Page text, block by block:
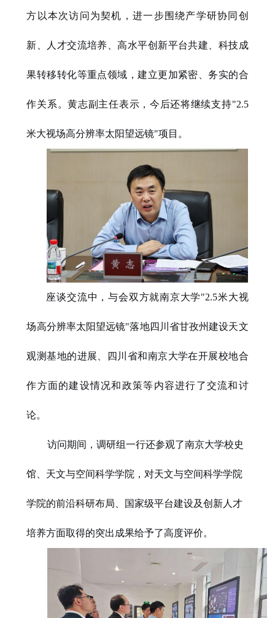
方以本次访问为契机，进一步围绕产学研协同创
新、人才交流培养、高水平创新平台共建、科技成
果转移转化等重点领域，建立更加紧密、务实的合
作关系。黄志副主任表示，今后还将继续支持"2.5
米大视场高分辨率太阳望远镜"项目 。
座谈交流中，与会双方就南京大学"2.5米大视
场高分辨率太阳望远镜"落地四川省甘孜州建设天文
观测基地的进展、四川省和南京大学在开展校地合
作方面的建设情况和政策等内容进行了交流和讨
论。
访问期间， 调研组一行还参观了南京大学校史
馆、天文与空间科学学院，对天文与空间科学学院
学院的前沿科研布局、国家级平台建设及创新人才
培养方面取得的突出成果给予了高度评价。